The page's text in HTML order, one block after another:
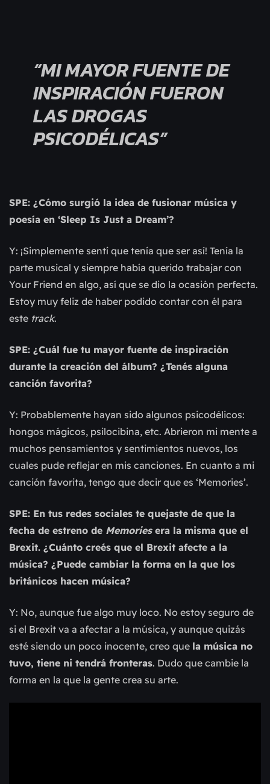
“MI MAYOR FUENTE DE
INSPIRACIÓN FUERON
LAS DROGAS
PSICODÉLICAS”
SPE: ¿Cómo surgió la idea de fusionar música y
poesía en ‘Sleep Is Just a Dream’?
Y: ¡Simplemente sentí que tenía que ser así! Tenía la
parte musical y siempre había querido trabajar con
Your Friend en algo, así que se dio la ocasión perfecta.
Estoy muy feliz de haber podido contar con él para
este track.
SPE: ¿Cuál fue tu mayor fuente de inspiración
durante la creación del álbum? ¿Tenés alguna
canción favorita?
Y: Probablemente hayan sido algunos psicodélicos:
hongos mágicos, psilocibina, etc. Abrieron mi mente a
muchos pensamientos y sentimientos nuevos, los
cuales pude reflejar en mis canciones. En cuanto a mi
canción favorita, tengo que decir que es ‘Memories’.
SPE: En tus redes sociales te quejaste de que la
fecha de estreno de Memoriesera la misma que el
Brexit. ¿Cuánto creés que el Brexit afecte a la
música? ¿Puede cambiar la forma en la que los
británicos hacen música?
Y: No, aunque fue algo muy loco. No estoy seguro de
si el Brexit va a afectar a la música, y aunque quizás
esté siendo un poco inocente, creo que la música no
tuvo, tiene ni tendrá fronteras. Dudo que cambie la
forma en la que la gente crea su arte.